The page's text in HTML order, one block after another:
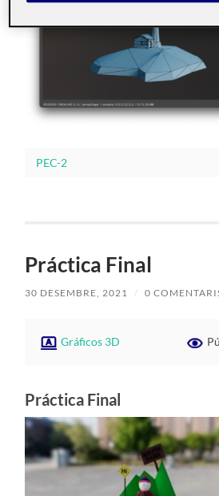
PEC-2
Práctica Final
30 DESEMBRE, 2021 / 0
Gráficos 3D
Práctica Final